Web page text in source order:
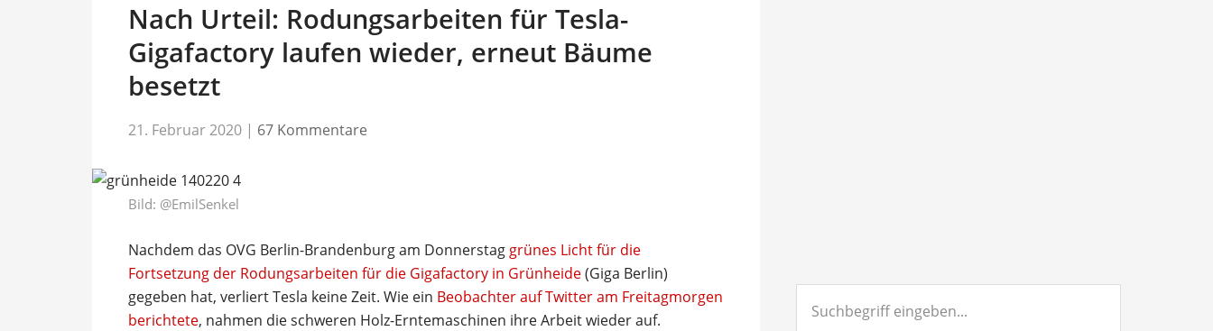
Nach Urteil: Rodungsarbeiten für Tesla-
Gigafactory laufen wieder, erneut Bäume
besetzt
21. Februar 2020 | 67 Kommentare
Bild: @EmilSenkel
Nachdem das OVG Berlin-Brandenburg am Donnerstag grünes Licht für die
Fortsetzung der Rodungsarbeiten für die Gigafactory in Grünheide(Giga Berlin)
gegeben hat, verliert Tesla keine Zeit. Wie ein Beobachter auf Twitter am Freitagmorgen
berichtete, nahmen die schweren Holz-Erntemaschinen ihre Arbeit wieder auf.
eingeben...